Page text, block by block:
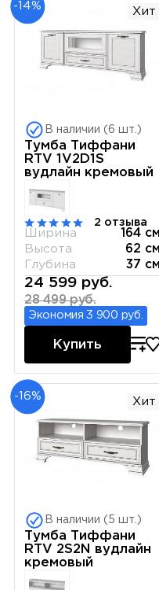
-14% Хит
В наличии (6 шт.)
Тумба Тиффани
RTV 1V2D1S
вудлайн кремовый
2 отзыва
Ширина
164 см
Высота
62 см
Глубина
37 см
24 599 руб.
28 499 руб.
Экономия 3 900 руб.
Купить
-16% Хит
В наличии (5 шт.)
Тумба Тиффани
RTV 2S2N вудлайн
кремовый